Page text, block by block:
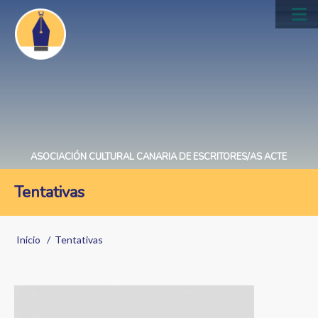
Pasar
contenido
principal
ASOCIACIÓN CULTURAL CANARIA DE ESCRITORES/AS ACTE
Tentativas
Sobrescribir
de
Inicio Tentativas